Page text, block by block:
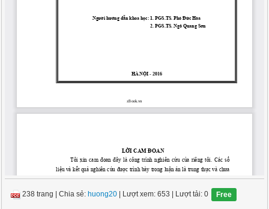
238 trang |Chia sẻ: huong20 | Lượt xem: 653 | Lượt tải: 0 Free